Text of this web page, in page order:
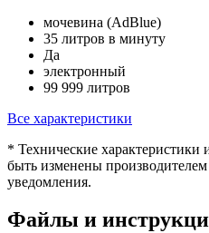
мочевина (AdBlue)
35 литров в минуту
Да
электронный
99 999 литров
Все характеристики
* Технические характеристики
быть изменены производителем
уведомления.
Файлы и